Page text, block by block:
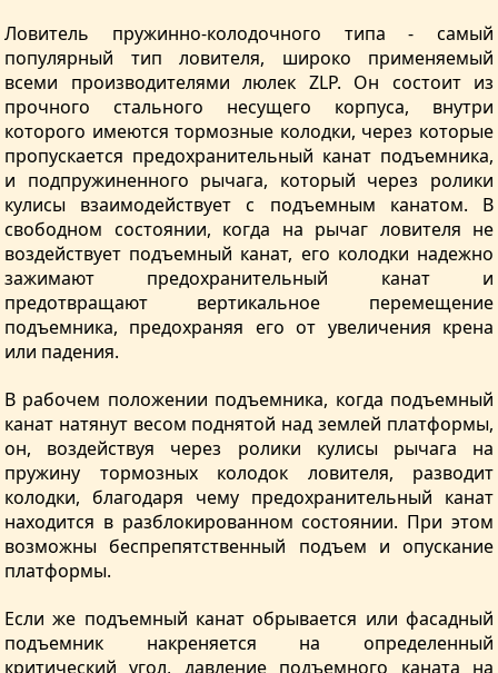
Ловитель пружинно-колодочного типа - самый
популярный тип ловителя, широко применяемый
всеми производителями люлек ZLP. Он состоит из
прочного стального несущего корпуса, внутри
которого имеются тормозные колодки, через которые
пропускается предохранительный канат подъемника,
и подпружиненного рычага, который через ролики
кулисы взаимодействует с подъемным канатом. В
свободном состоянии, когда на рычаг ловителя не
воздействует подъемный канат, его колодки надежно
зажимают предохранительный канат и
предотвращают вертикальное перемещение
подъемника, предохраняя его от увеличения крена
или падения.
В рабочем положении подъемника, когда подъемный
канат натянут весом поднятой над землей платформы,
он, воздействуя через ролики кулисы рычага на
пружину тормозных колодок ловителя, разводит
колодки, благодаря чему предохранительный канат
находится в разблокированном состоянии. При этом
возможны беспрепятственный подъем и опускание
платформы.
Если же подъемный канат обрывается или фасадный
подъемник накреняется на определенный
критический угол, давление подъемного каната на